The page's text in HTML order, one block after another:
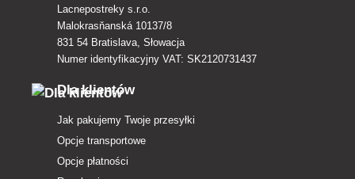
Lacnepostreky s.r.o.
Malokrasňanská 10137/8
831 54 Bratislava, Słowacja
Numer identyfikacyjny VAT: SK2120731437
Dla klientów
Jak pakujemy Twoje przesyłki
Opcje transportowe
Opcje płatności